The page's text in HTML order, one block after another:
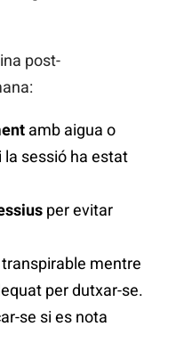
post-
amb aigua o
la sessió ha estat
per evitar
mentre
per dutxar-se.
se si es nota